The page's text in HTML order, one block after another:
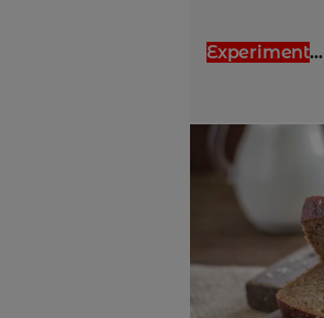
Experiment...